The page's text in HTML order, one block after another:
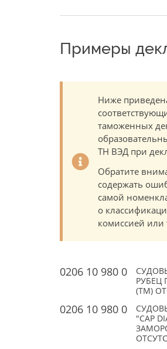
Примеры
Ниже
таможенных
ТН ВЭД при
Обратите
содержать
самой
о
комиссией или
0206 10 980 0
РУБЕЦ
(TM)
0206 10 980 0
"CAP